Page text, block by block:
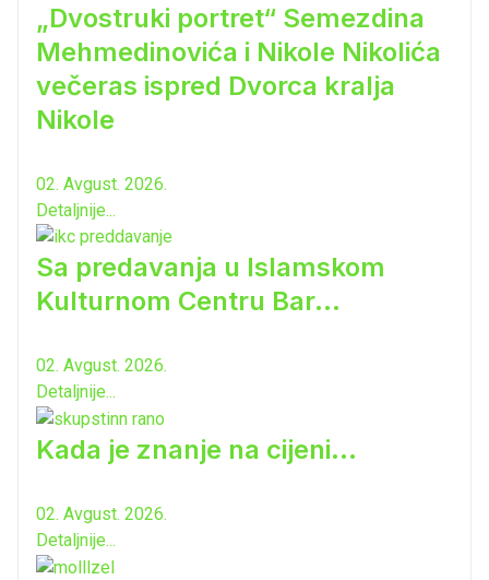
„Dvostruki portret“ Semezdina
Mehmedinovića i Nikole Nikolića
večeras ispred Dvorca kralja
Nikole
02. Avgust. 2026.
Detaljnije...
Sa predavanja u Islamskom
Kulturnom Centru Bar...
02. Avgust. 2026.
Detaljnije...
Kada je znanje na cijeni...
02. Avgust. 2026.
Detaljnije...